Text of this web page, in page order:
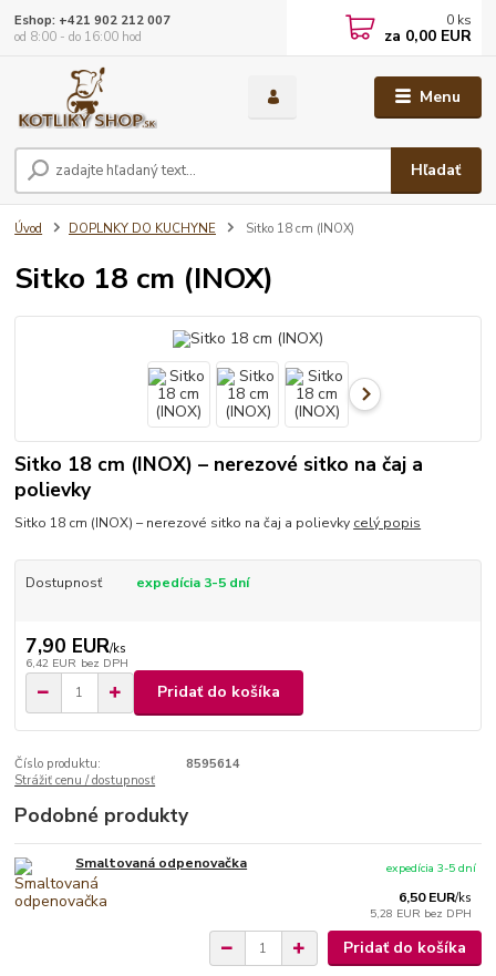
Menu
Hľadať
Eshop: +421 902 212 007
od 8:00 - do 16:00 hod
0 ks
za 0,00 EUR
Úvod DOPLNKY DO KUCHYNE Sitko 18 cm (INOX)
Sitko 18 cm (INOX)
Sitko 18 cm (INOX) – nerezové sitko na čaj a
polievky
Sitko 18 cm (INOX) – nerezové sitko na čaj a polievky celý popis
Dostupnosť expedícia 3-5 dní
7,90 EUR/ks
6,42 EUR bez DPH
Pridať do košíka
Číslo produktu:
8595614
Strážiť cenu / dostupnosť
Podobné produkty
Smaltovaná odpenovačka
6,50 EUR/ks
5,28 EUR bez DPH
expedícia 3-5 dní
Pridať do košíka